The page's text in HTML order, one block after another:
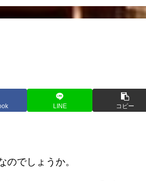
LINE コピー
でしょうか。